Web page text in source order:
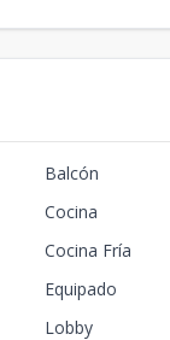
Balcón
Cocina
Cocina Fría
Equipado
Lobby